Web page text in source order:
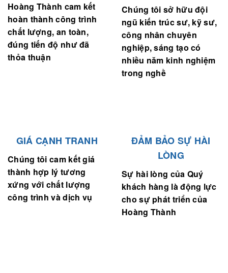
Hoàng Thành cam kết
hoàn thành công trình
chất lượng, an toàn,
đúng tiến độ như đã
thỏa thuận
Chúng tôi sở hữu đội
ngũ kiến trúc sư, kỹ sư,
công nhân chuyên
nghiệp, sáng tạo có
nhiều năm kinh nghiệm
trong nghề
GIÁ CẠNH TRANH
Chúng tôi cam kết giá
thành hợp lý tương
xứng với chất lượng
công trình và dịch vụ
ĐẢM BẢO SỰ HÀI
LÒNG
Sự hài lòng của Quý
khách hàng là động lực
cho sự phát triển của
Hoàng Thành